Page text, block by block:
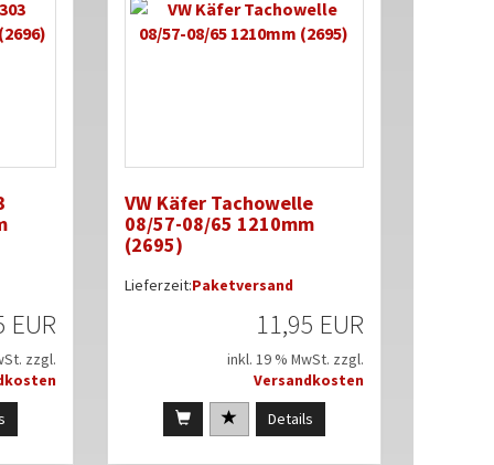
EUR
zzgl.
VW Käfer Tachowelle
08/57-08/65 1210mm
(2695)
Lieferzeit:Paketversand
11,95 EUR
inkl. 19 % MwSt. zzgl.
Versandkosten
Details